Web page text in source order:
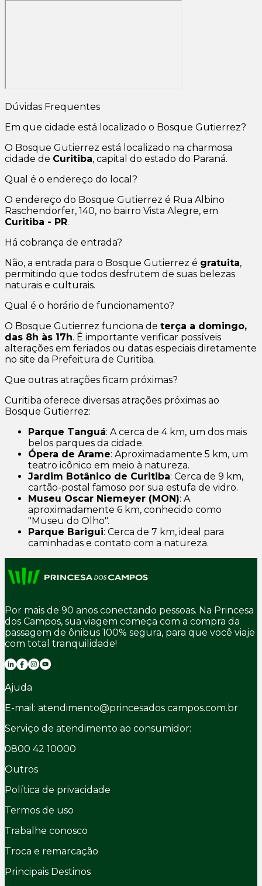
Dúvidas Frequentes
Em que cidade está localizado o Bosque Gutierrez?
O Bosque Gutierrez está localizado na charmosa
cidade de Curitiba, capital do estado do Paraná.
Qual é o endereço do local?
O endereço do Bosque Gutierrez é Rua Albino
Raschendorfer, 140, no bairro Vista Alegre, em
Curitiba - PR.
Há cobrança de entrada?
Não, a entrada para o Bosque Gutierrez é gratuita,
permitindo que todos desfrutem de suas belezas
naturais e culturais.
Qual é o horário de funcionamento?
O Bosque Gutierrez funciona de terça a domingo,
das 8h às 17h. É importante verificar possíveis
alterações em feriados ou datas especiais diretamente
no site da Prefeitura de Curitiba.
Que outras atrações ficam próximas?
Curitiba oferece diversas atrações próximas ao
Bosque Gutierrez:
Parque Tanguá: A cerca de 4 km, um dos mais
belos parques da cidade.
Ópera de Arame: Aproximadamente 5 km, um
teatro icônico em meio à natureza.
Jardim Botânico de Curitiba: Cerca de 9 km,
cartão-postal famoso por sua estufa de vidro.
Museu Oscar Niemeyer (MON): A
aproximadamente 6 km, conhecido como
"Museu do Olho".
Parque Barigui: Cerca de 7 km, ideal para
caminhadas e contato com a natureza.
Por mais de 90 anos conectando pessoas. Na Princesa
dos Campos, sua viagem começa com a compra da
passagem de ônibus 100% segura, para que você viaje
com total tranquilidade!
Ajuda
E-mail: atendimento@princesados campos.com.br
Serviço de atendimento ao consumidor:
0800 42 10000
Outros
Política de privacidade
Termos de uso
Trabalhe conosco
Troca e remarcação
Principais Destinos